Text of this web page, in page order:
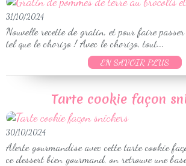
31/10/2024
Nouvelle recette de gratin, et pour faire
tel que le chorizo ! Avec le chorizo, tout...
EN SAVOIR PLUS
Tarte cookie façon
30/10/2024
Alerte gourmandise avec cette tarte cookie
ce dessert bien gourmand, on retrouve une